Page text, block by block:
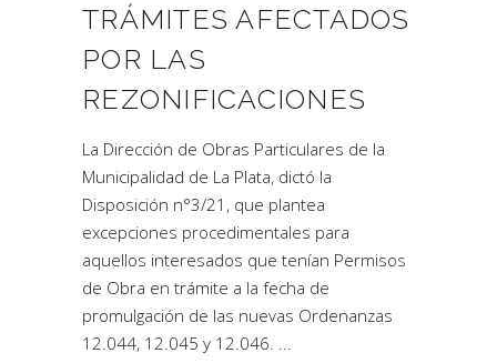
TRÁMITES AFECTADOS
POR LAS
REZONIFICACIONES
La Dirección de Obras Particulares de la
Municipalidad de La Plata, dictó la
Disposición n°3/21, que plantea
excepciones procedimentales para
aquellos interesados que tenían Permisos
de Obra en trámite a la fecha de
promulgación de las nuevas Ordenanzas
12.044, 12.045 y 12.046.